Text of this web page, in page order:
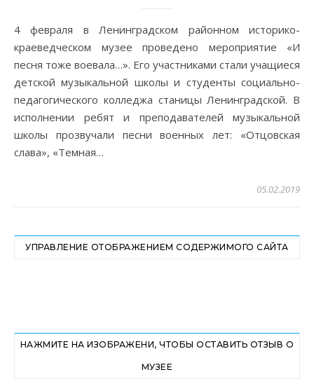
4 февраля в Ленинградском районном историко-
краеведческом музее проведено мероприятие «И
песня тоже воевала…». Его участниками стали учащиеся
детской музыкальной школы и студенты социально-
педагогического колледжа станицы Ленинградской. В
исполнении ребят и преподавателей музыкальной
школы прозвучали песни военных лет: «Отцовская
слава», «Темная…
05.02.2019
УПРАВЛЕНИЕ ОТОБРАЖЕНИЕМ СОДЕРЖИМОГО САЙТА
НАЖМИТЕ НА ИЗОБРАЖЕНИ, ЧТОБЫ ОСТАВИТЬ ОТЗЫВ О
МУЗЕЕ